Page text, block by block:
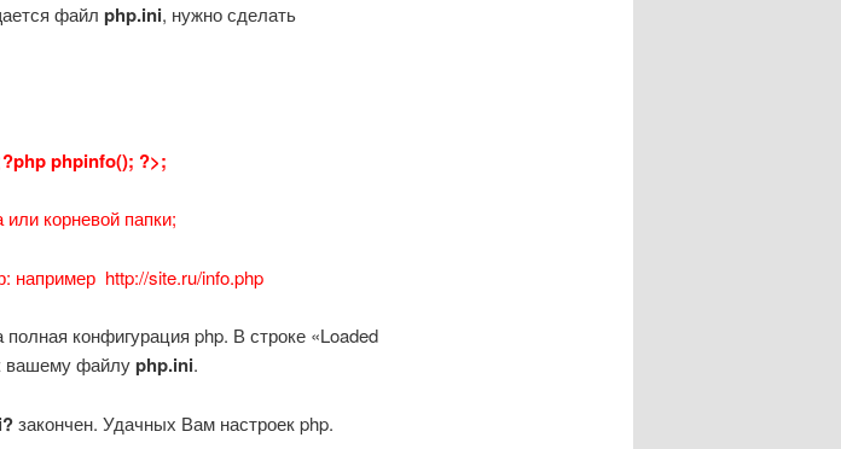
файл php.ini, нужно сделать
phpinfo(); ?>;
корневой папки;
например http://site.ru/info.php
конфигурация php. В строке «Loaded
вашему файлуphp.ini.
закончен. Удачных Вам настроек php.